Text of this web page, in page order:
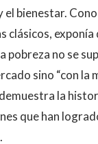
el bienestar.
clásicos, exponía
pobreza no se
sino “con la
la
que han